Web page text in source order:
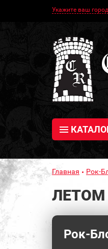
Укажите ваш город
Главная Рок-
ЛЕТОМ
Рок-